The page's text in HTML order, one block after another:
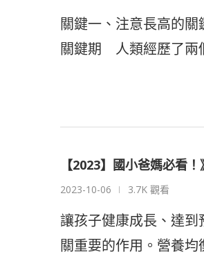
關鍵一、注意長高的
關鍵期 人類經歷了兩
【2023】國小爸媽必看
2023-10-06 3.7K 觀看
讓孩子健康成長、達
關重要的作用。營養